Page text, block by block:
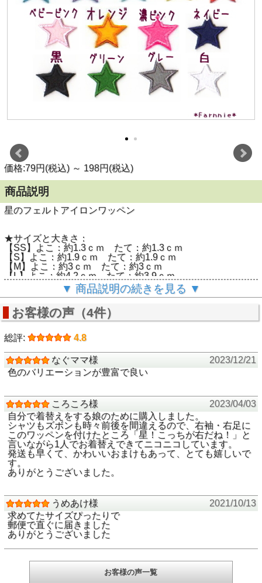
価格:79円(税込) ～ 198円(税込)
商品説明
星のフェルトアイロンワッペン
★サイズと大きさ：
【SS】よこ：約1.3ｃｍ たて：約1.3ｃｍ
【S】よこ：約1.9ｃｍ たて：約1.9ｃｍ
【M】よこ：約3ｃｍ たて：約3ｃｍ
【L】よこ：約4.2ｃｍ たて：約3.9ｃｍ
【2L】よこ：約5.5ｃｍ たて：約5.2ｃｍ
【3L】 よこ：約7.2ｃｍ たて：約6.8ｃｍ
価格：
SSサイズ３枚セット79円
Sサイズ２枚セット79円
Mサイズ79円
Lサイズ108円
２Ｌサイズ158円
3Lサイズ199円
※グレー完売しました※
★アイロン取付：〇
（※洗濯時やアイロンでうまく付かない場合は縫い付けてく
ださい）
▼ 商品説明の続きを見る ▼
お客様の声（4件）
総評: 4.8
なぐママ様
2023/12/21
色のバリエーションが豊富で良い
ころころ様
2023/04/03
自分で着替えをする娘のために購入しました。
シャツもズボンも時々前後を間違えるので、右袖・右足に
このワッペンを付けたところ「星！こっちが右だね！」と
言いながら1人でお着替えできてニコニコしています。
発送も早くて、かわいいおまけもあって、とても嬉しいで
す。
ありがとうございました。
うめあけ様
2021/10/13
求めてたサイズぴったりで
郵便で直ぐに届きました
ありがとうございました
お客様の声一覧